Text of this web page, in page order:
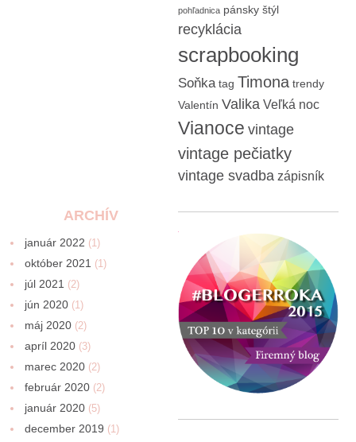
pohľadnica pánsky štýl
recyklácia
scrapbooking
Soňka tag Timona trendy
Valentín Valika Veľká noc
Vianoce vintage
vintage pečiatky
vintage svadba zápisník
ARCHÍV
január 2022 (1)
október 2021 (1)
júl 2021 (2)
jún 2020 (1)
máj 2020 (2)
apríl 2020 (3)
marec 2020 (2)
február 2020 (2)
január 2020 (5)
december 2019 (1)